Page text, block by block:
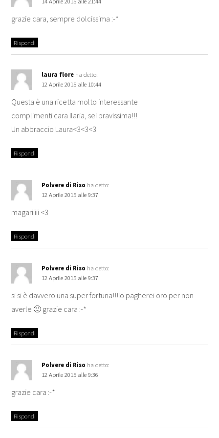
grazie cara, sempre dolcissima :-*
Rispondi
laura flore ha detto:
12 Aprile 2015 alle 10:44
Questa è una ricetta molto interessante
complimenti cara Ilaria, sei bravissima!!!
Un abbraccio Laura<3<3<3
Rispondi
Polvere di Riso ha detto:
12 Aprile 2015 alle 9:37
magariiiii <3
Rispondi
Polvere di Riso ha detto:
12 Aprile 2015 alle 9:37
si si è davvero una super fortuna!!!io pagherei oro per non
averle 🙂 grazie cara :-*
Rispondi
Polvere di Riso ha detto:
12 Aprile 2015 alle 9:36
grazie cara :-*
Rispondi